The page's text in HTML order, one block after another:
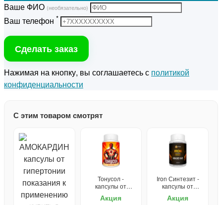
Ваше ФИО (необязательно)
Ваш телефон *
Сделать заказ
Нажимая на кнопку, вы соглашаетесь с политикой
конфиденциальности
С этим товаром смотрят
Тонусол -
капсулы от
Акция
Iron Синтезит -
капсулы от
Акция